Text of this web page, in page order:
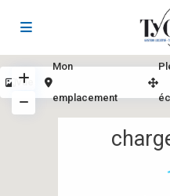
Vue
Mon
emplacement